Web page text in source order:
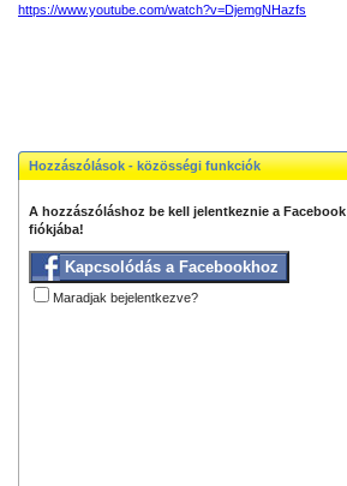
https://www.youtube.com/watch?v=DjemgNHazfs
Hozzászólások - közösségi funkciók
A hozzászóláshoz be kell jelentkeznie a Facebook
fiókjába!
Kapcsolódás a Facebookhoz
Maradjak bejelentkezve?